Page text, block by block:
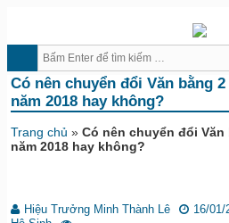
Có nên chuyển đổi Văn bằng
năm 2018 hay không?
Trang chủ »Có nên chuyển đổi
năm 2018 hay không?
Hiệu Trưởng Minh Thành Lê 16/01/